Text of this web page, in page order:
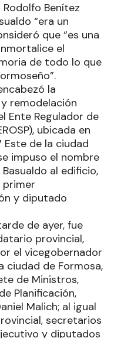
Benítez
“era un
que “es una
el
de todo lo que
la
remodelación
Ente Regulador de
ubicada en
Este de la ciudad
impuso el nombre
al edificio,
primer
y diputado
de ayer, fue
provincial,
el vicegobernador
ciudad de Formosa,
de Ministros,
Planificación,
Malich; al igual
secretarios
y diputados